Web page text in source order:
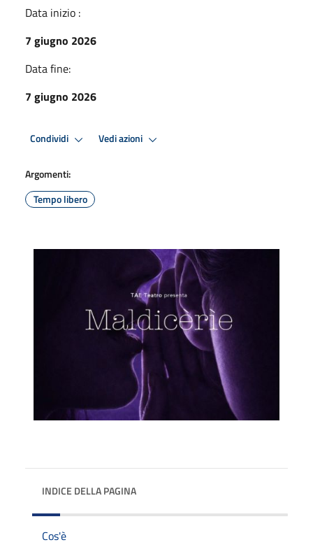
Data inizio :
7 giugno 2026
Data fine:
7 giugno 2026
Condividi Vedi azioni
Argomenti:
Tempo libero
INDICE DELLA PAGINA
Cos'è